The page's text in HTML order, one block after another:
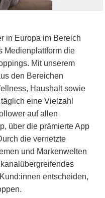
in Europa im Bereich
Medienplattform die
Mit unserem
den Bereichen
Haushalt sowie
eine Vielzahl
auf allen
über die prämierte App
die vernetzte
und Markenwelten
entscheiden,